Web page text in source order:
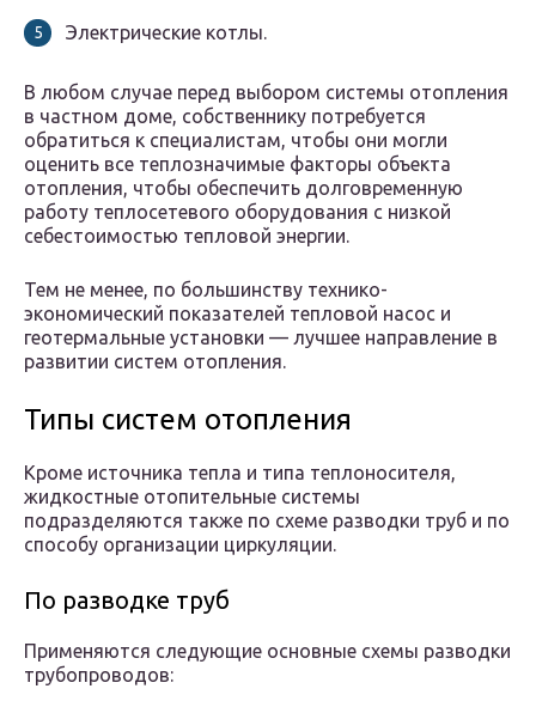
Электрические котлы.
В любом случае перед выбором системы отопления
в частном доме, собственнику потребуется
обратиться к специалистам, чтобы они могли
оценить все теплозначимые факторы объекта
отопления, чтобы обеспечить долговременную
работу теплосетевого оборудования с низкой
себестоимостью тепловой энергии.
Тем не менее, по большинству технико-
экономический показателей тепловой насос и
геотермальные установки — лучшее направление в
развитии систем отопления.
Типы систем отопления
Кроме источника тепла и типа теплоносителя,
жидкостные отопительные системы
подразделяются также по схеме разводки труб и по
способу организации циркуляции.
По разводке труб
Применяются следующие основные схемы разводки
трубопроводов: